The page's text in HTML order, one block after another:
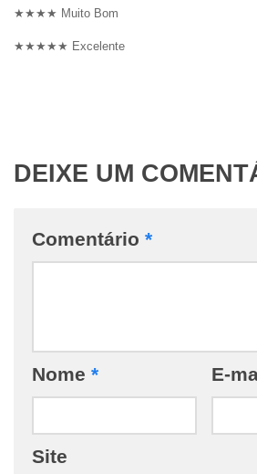
★★★★ Muito Bom
★★★★★ Excelente
DEIXE UM
Comentário *
Nome * E-
Site